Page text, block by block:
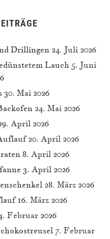
Drillingen 24. Juli 2026
Lauch 5. Juni
30. Mai 2026
24. Mai 2026
April 2026
20. April 2026
8. April 2026
3. April 2026
28. März 2026
16. März 2026
Februar 2026
7. Februar